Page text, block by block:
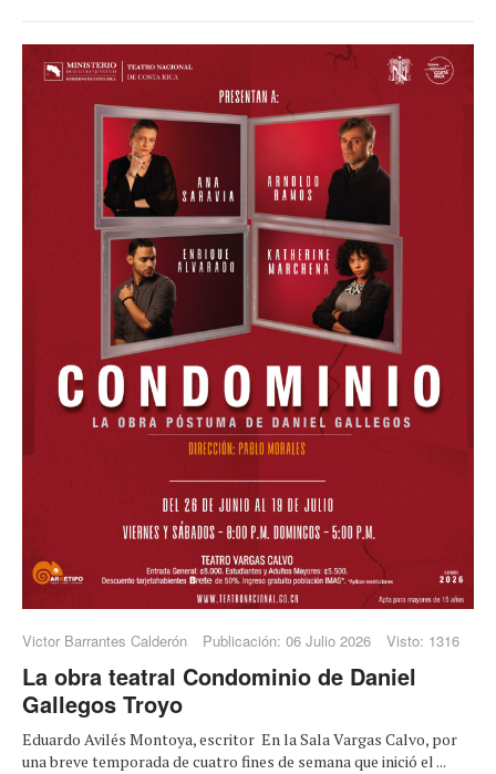
Victor Barrantes Calderón Publicación: 06 Julio 2026 Visto: 1316
La obra teatral Condominio de Daniel
Gallegos Troyo
Eduardo Avilés Montoya, escritor En la Sala Vargas Calvo, por
una breve temporada de cuatro fines de semana que inició el ...